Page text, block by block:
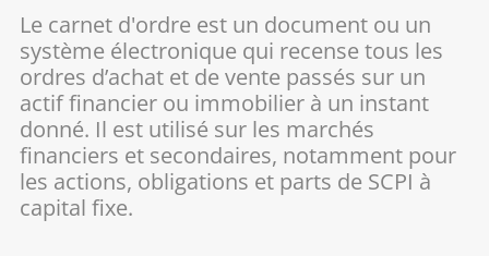
Le carnet d'ordre est un document ou un
système électronique qui recense tous les
ordres d’achat et de vente passés sur un
actif financier ou immobilier à un instant
donné. Il est utilisé sur les marchés
financiers et secondaires, notamment pour
les actions, obligations et parts de SCPI à
capital fixe.